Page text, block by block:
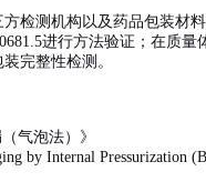
检测机构以及药品包装材
进行方法验证；在质量
完整性检测。
气泡法）》
by Internal Pressurization